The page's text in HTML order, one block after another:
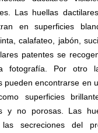
Las huellas
en superficies
calafateo, jabón,
patentes se
fotografía. Por otro
pueden encontrarse en
superficies
y no porosas. Las
las secreciones del